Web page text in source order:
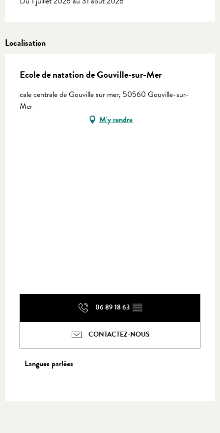
Localisation
Ecole de natation de Gouville-sur-Mer
cale centrale de Gouville sur mer, 50560 Gouville-sur-
Mer
M'y rendre
06 89 18 63 ▒▒
CONTACTEZ-NOUS
Langues parlées
Langues parlées